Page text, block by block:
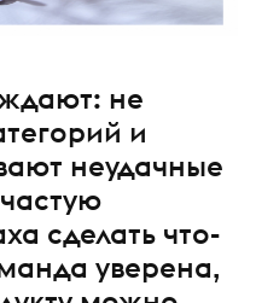
не
и
неудачные
сделать что-
уверена,